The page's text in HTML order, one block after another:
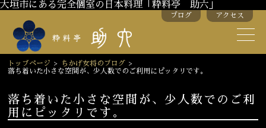
大垣市にある完全個室の日本料理「粋料亭 助六」
ブログ アクセス
トップページ > ちかげ女将のブログ >
落ち着いた小さな空間が、少人数でのご利用にピッタリです。
落ち着いた小さな空間が、少人数でのご利
用にピッタリです。
スタッフ紹介
季節のお料理 お弁当